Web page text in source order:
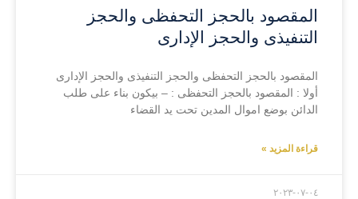
المقصود بالحجز التحفظى والحجز
التنفيذى والحجز الإدارى
المقصود بالحجز التحفظى والحجز التنفيذى والحجز الإدارى
أولا : المقصود بالحجز التحفظى : – بيكون بناء على طلب
الدائن بوضع اموال المدين تحت يد القضاء
قراءة المزيد »
۲۰۲۳-۰۷-۰٤